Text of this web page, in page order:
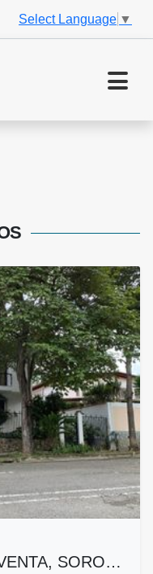
Select Language ▼
SORO…